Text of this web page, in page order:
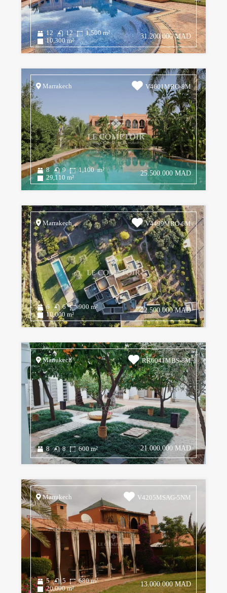
12 12 1,500 m²
10,300 m²
31.200.000 MAD
Marrakech V4601MRO-8M
8 9 1,100 m²
29,110 m²
25.500.000 MAD
Marrakech V4499MRO-6M
6 6 900 m²
10,000 m²
22.500.000 MAD
Marrakech RR6041MBS-8M
8 8 600 m² 21.000.000 MAD
Marrakech V4205MSAG-5NM
5 5 680 m²
20,000 m²
13.000.000 MAD